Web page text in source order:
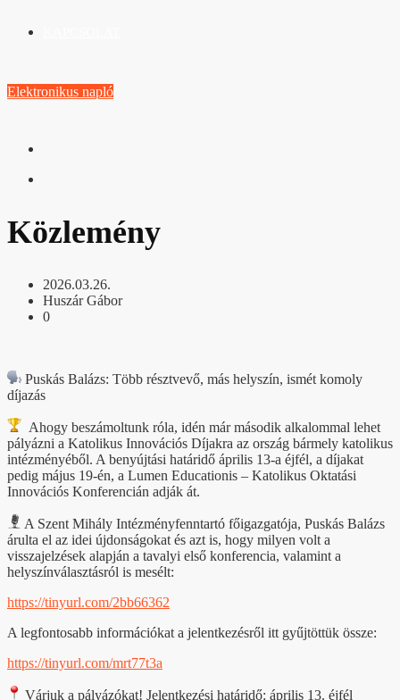
Elektronikus napló
Közlemény
2026.03.26.
Huszár Gábor
0
Puskás Balázs: Több résztvevő, más helyszín, ismét komoly
díjazás
Ahogy beszámoltunk róla, idén már második alkalommal lehet
pályázni a Katolikus Innovációs Díjakra az ország bármely katolikus
intézményéből. A benyújtási határidő április 13-a éjfél, a díjakat
pedig május 19-én, a Lumen Educationis – Katolikus Oktatási
Innovációs Konferencián adják át.
A Szent Mihály Intézményfenntartó főigazgatója, Puskás Balázs
árulta el az idei újdonságokat és azt is, hogy milyen volt a
visszajelzések alapján a tavalyi első konferencia, valamint a
helyszínválasztásról is mesélt:
https://tinyurl.com/2bb66362
A legfontosabb információkat a jelentkezésről itt gyűjtöttük össze:
https://tinyurl.com/mrt77t3a
Várjuk a pályázókat! Jelentkezési határidő: április 13. éjfél